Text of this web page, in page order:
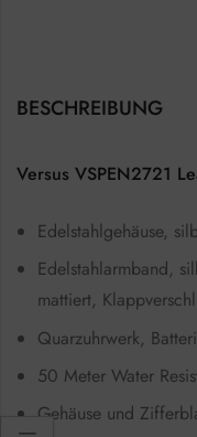
BESCHREIBUNG
Versus VSPEN2721
Edelstahlgehäuse,
Edelstahlarmband,
mattiert,
Quarzuhrwerk,
50 Meter Water
Gehäuse und